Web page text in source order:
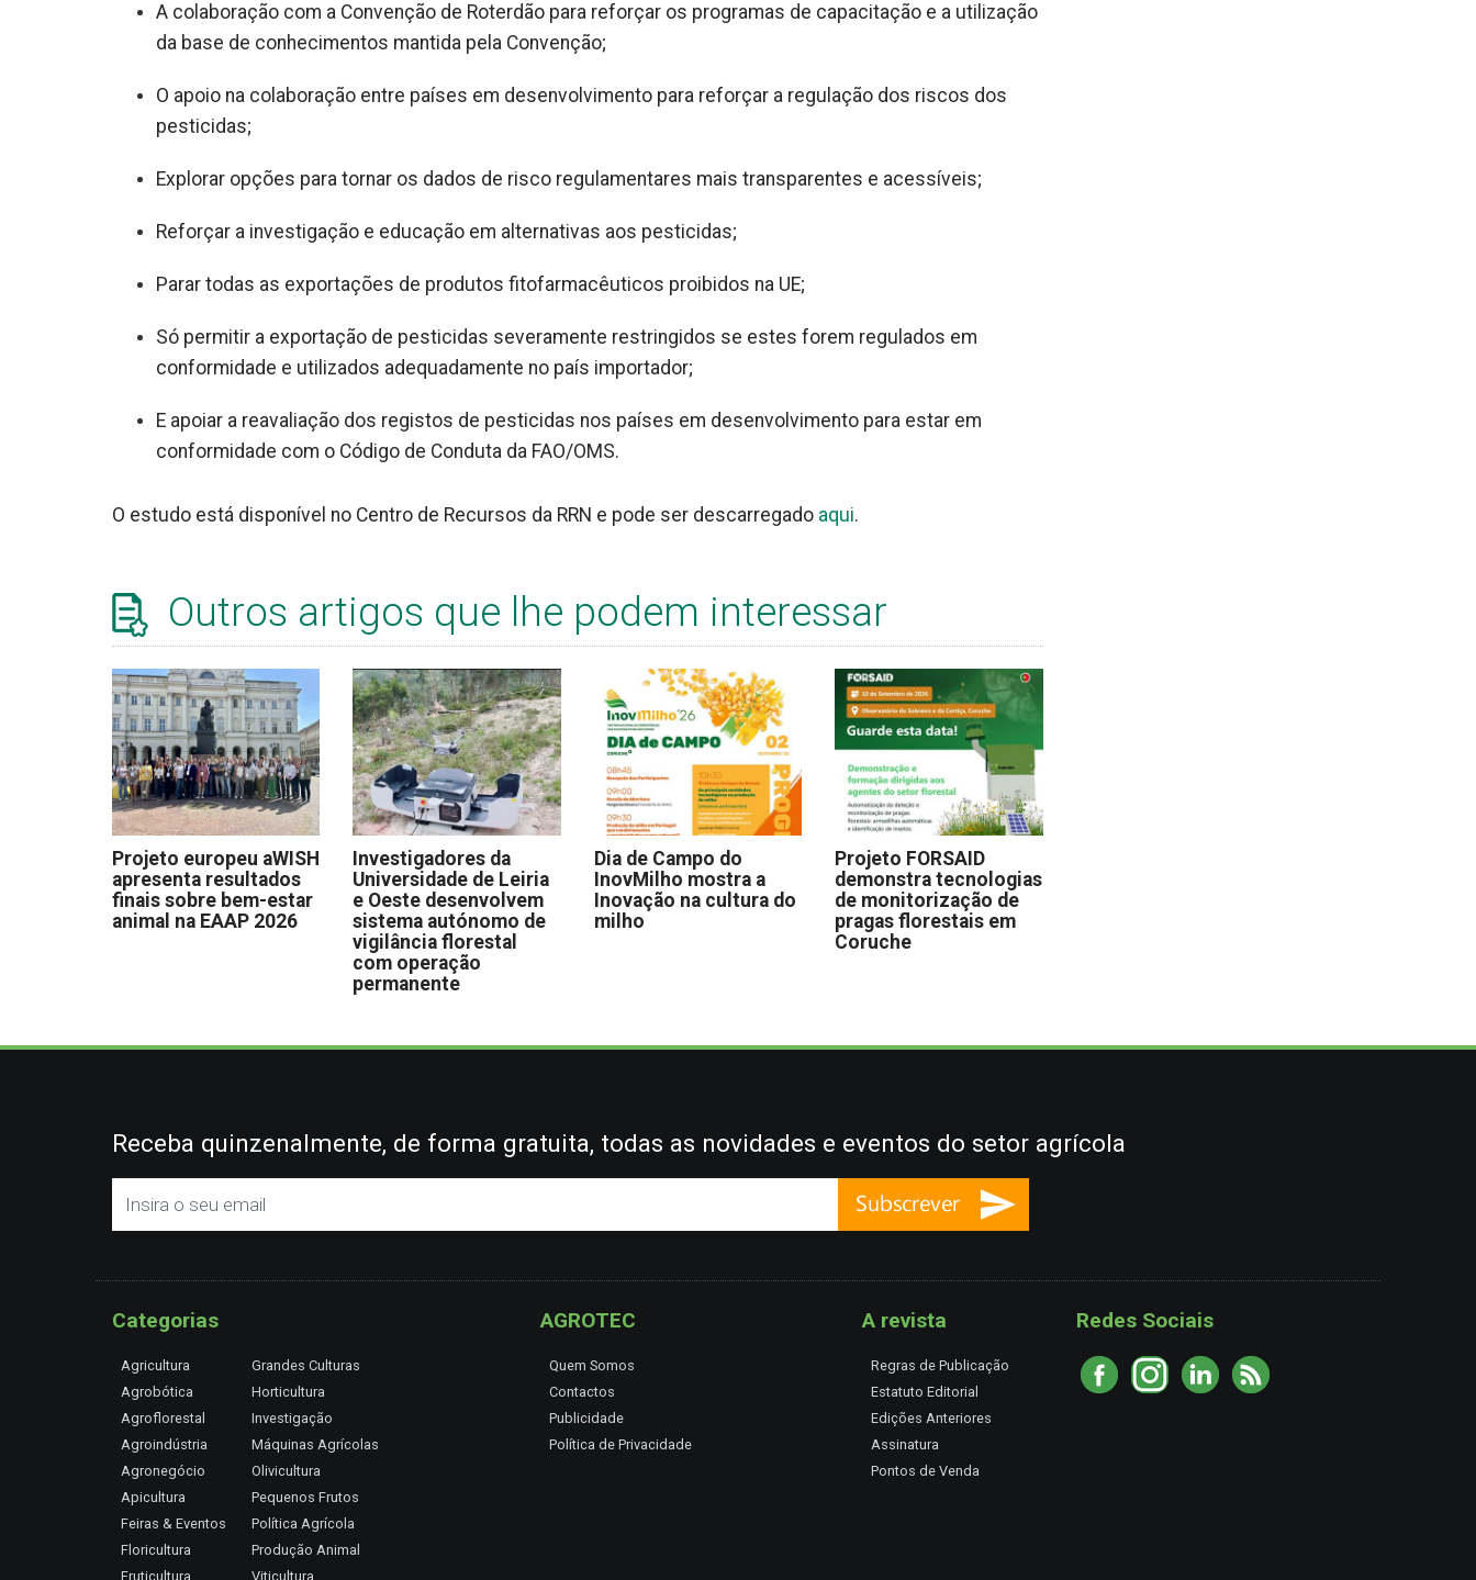
A colaboração com a Convenção de Roterdão para reforçar os programas de capacitação e a utilização
da base de conhecimentos mantida pela Convenção;
O apoio na colaboração entre países em desenvolvimento para reforçar a regulação dos riscos dos
pesticidas;
Explorar opções para tornar os dados de risco regulamentares mais transparentes e acessíveis;
Reforçar a investigação e educação em alternativas aos pesticidas;
Parar todas as exportações de produtos fitofarmacêuticos proibidos na UE;
Só permitir a exportação de pesticidas severamente restringidos se estes forem regulados em
conformidade e utilizados adequadamente no país importador;
E apoiar a reavaliação dos registos de pesticidas nos países em desenvolvimento para estar em
conformidade com o Código de Conduta da FAO/OMS.
O estudo está disponível no Centro de Recursos da RRN e pode ser descarregado aqui.
Outros artigos que lhe podem interessar
Projeto europeu aWISH
apresenta resultados
finais sobre bem-estar
animal na EAAP 2026
Investigadores da
Universidade de Leiria
e Oeste desenvolvem
sistema autónomo de
vigilância florestal
com operação
permanente
Dia de Campo do
InovMilho mostra a
Inovação na cultura do
milho
Projeto FORSAID
demonstra tecnologias
de monitorização de
pragas florestais em
Coruche
Receba quinzenalmente, de forma gratuita, todas as novidades e eventos do setor agrícola
Categorias
Agricultura
Agrobótica
Agroflorestal
Agroindústria
Agronegócio
Apicultura
Feiras & Eventos
Floricultura
Fruticultura
Grandes Culturas
Horticultura
Investigação
Máquinas Agrícolas
Olivicultura
Pequenos Frutos
Política Agrícola
Produção Animal
Viticultura
AGROTEC
Quem Somos
Contactos
Publicidade
Política de Privacidade
A revista
Regras de Publicação
Estatuto Editorial
Edições Anteriores
Assinatura
Pontos de Venda
Redes Sociais